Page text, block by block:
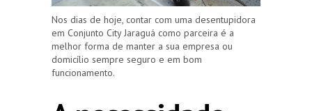
Nos dias de hoje, contar com uma desentupidora
em Conjunto City Jaraguá como parceira é a
melhor forma de manter a sua empresa ou
domicílio sempre seguro e em bom
funcionamento.